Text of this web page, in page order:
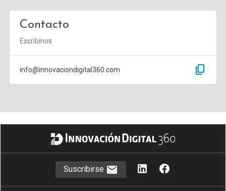
Contacto
Escribínos
info@innovaciondigital360.com content_copy
Suscribirse